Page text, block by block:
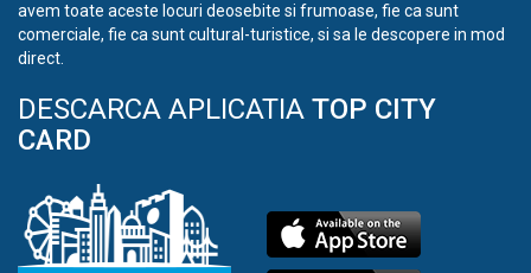
avem toate aceste locuri deosebite si frumoase, fie ca sunt
comerciale, fie ca sunt cultural-turistice, si sa le descopere in mod
direct.
DESCARCA APLICATIA TOP CITY
CARD